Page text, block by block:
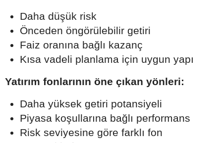
Daha düşük risk
Önceden öngörülebilir getiri
Faiz oranına bağlı kazanç
Kısa vadeli planlama için uygun yapı
Yatırım fonlarının öne çıkan yönleri:
Daha yüksek getiri potansiyeli
Piyasa koşullarına bağlı performans
Risk seviyesine göre farklı fon